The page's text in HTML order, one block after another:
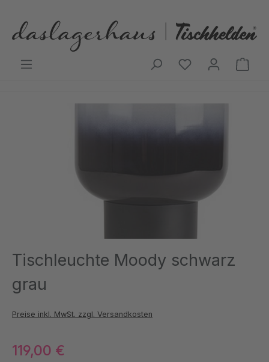
Tischleuchte Moody schwarz
grau
Preise inkl. MwSt. zzgl. Versandkosten
119,00 €